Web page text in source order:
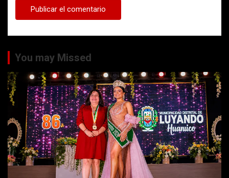
You may Missed